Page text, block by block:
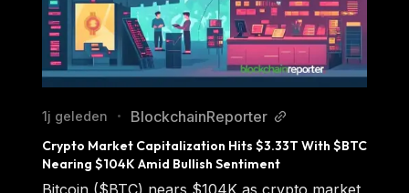
1j geleden • BlockchainReporter
Crypto Market Capitalization Hits $3.33T With $BTC
Nearing $104K Amid Bullish Sentiment
Bitcoin ($BTC) nears $104K as crypto market